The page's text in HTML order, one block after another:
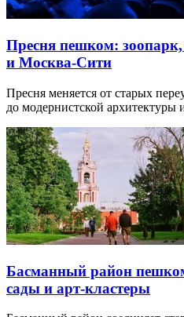
Пресня пешком:
и Москва-Сити
Пресня меняется от старых
до модернистской
Басманный район
сады и арт-кластеры